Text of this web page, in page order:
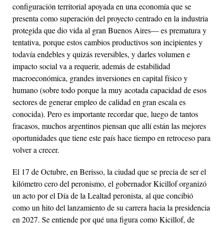
configuración territorial apoyada en una economía que se
presenta como superación del proyecto centrado en la industria
protegida que dio vida al gran Buenos Aires— es prematura y
tentativa, porque estos cambios productivos son incipientes y
todavía endebles y quizás reversibles, y darles volumen e
impacto social va a requerir, además de estabilidad
macroeconómica, grandes inversiones en capital físico y
humano (sobre todo porque la muy acotada capacidad de esos
sectores de generar empleo de calidad en gran escala es
conocida). Pero es importante recordar que, luego de tantos
fracasos, muchos argentinos piensan que allí están las mejores
oportunidades que tiene este país hace tiempo en retroceso para
volver a crecer.
El 17 de Octubre, en Berisso, la ciudad que se precia de ser el
kilómetro cero del peronismo, el gobernador Kicillof organizó
un acto por el Día de la Lealtad peronista, al que concibió
como un hito del lanzamiento de su carrera hacia la presidencia
en 2027. Se entiende por qué una figura como Kicillof, de